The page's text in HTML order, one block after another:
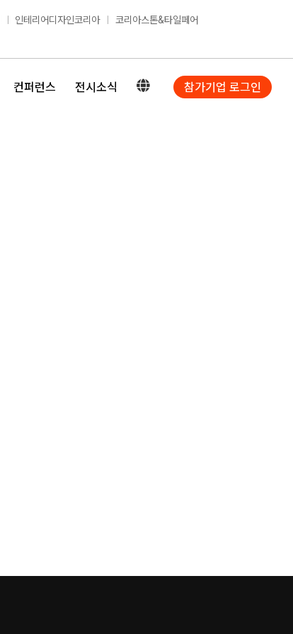
인테리어디자인코리아
코리아스톤&타일페어
컨퍼런스 전시소식 참가기업 로그인